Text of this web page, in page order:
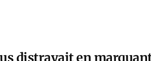
distrayait en